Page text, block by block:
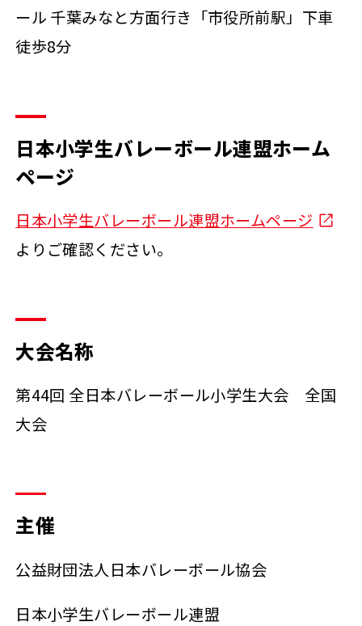
ール 千葉みなと方面行き「市役所前駅」下車
徒歩8分
日本小学生バレーボール連盟ホーム
ページ
日本小学生バレーボール連盟ホームページ
よりご確認ください。
大会名称
第44回 全日本バレーボール小学生大会 全国
大会
主催
公益財団法人日本バレーボール協会
日本小学生バレーボール連盟